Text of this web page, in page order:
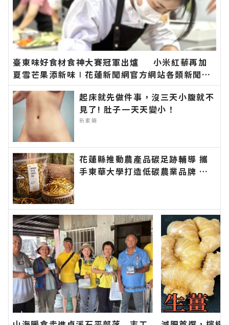
臺東味好食材食神大賽冠軍出爐 小米紅藜再加
夏雪芒果添新味∣花蓮新聞網官方網站各類新聞－
最快速的今日新聞報導 最新的在地資訊！
起床就先做件事，沒三天小腹就不
見了! 肚子一天天變小！
新素簡
花蓮縣推動農產品碳足跡輔導 攜
手東華大學打造低碳農業品牌 九
類新聞－最快速的今日新聞報導
最新的在地資訊！